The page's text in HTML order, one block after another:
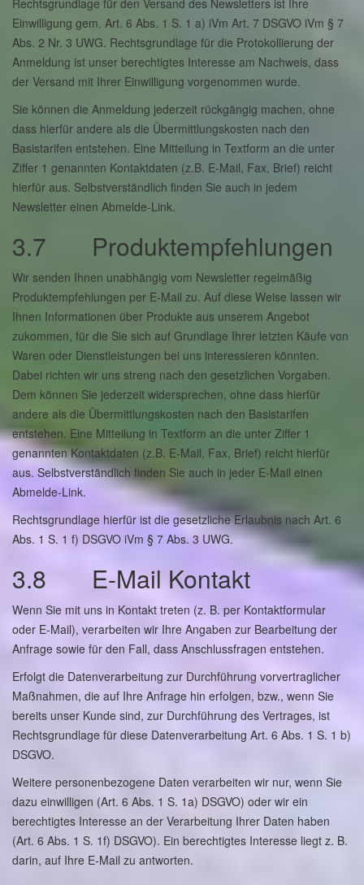
Rechtsgrundlage für den Versand des Newsletters ist Ihre
Einwilligung gem. Art. 6 Abs. 1 S. 1 a) iVm Art. 7 DSGVO iVm § 7
Abs. 2 Nr. 3 UWG. Rechtsgrundlage für die Protokollierung der
Anmeldung ist unser berechtigtes Interesse am Nachweis, dass
der Versand mit Ihrer Einwilligung vorgenommen wurde.
Sie können die Anmeldung jederzeit rückgängig machen, ohne
dass hierfür andere als die Übermittlungskosten nach den
Basistarifen entstehen. Eine Mitteilung in Textform an die unter
Ziffer 1 genannten Kontaktdaten (z.B. E-Mail, Fax, Brief) reicht
hierfür aus. Selbstverständlich finden Sie auch in jedem
Newsletter einen Abmelde-Link.
3.7 Produktempfehlungen
Wir senden Ihnen unabhängig vom Newsletter regelmäßig
Produktempfehlungen per E-Mail zu. Auf diese Weise lassen wir
Ihnen Informationen über Produkte aus unserem Angebot
zukommen, für die Sie sich auf Grundlage Ihrer letzten Käufe von
Waren oder Dienstleistungen bei uns interessieren könnten.
Dabei richten wir uns streng nach den gesetzlichen Vorgaben.
Dem können Sie jederzeit widersprechen, ohne dass hierfür
andere als die Übermittlungskosten nach den Basistarifen
entstehen. Eine Mitteilung in Textform an die unter Ziffer 1
genannten Kontaktdaten (z.B. E-Mail, Fax, Brief) reicht hierfür
aus. Selbstverständlich finden Sie auch in jeder E-Mail einen
Abmelde-Link.
Rechtsgrundlage hierfür ist die gesetzliche Erlaubnis nach Art. 6
Abs. 1 S. 1 f) DSGVO iVm § 7 Abs. 3 UWG.
3.8 E-Mail Kontakt
Wenn Sie mit uns in Kontakt treten (z. B. per Kontaktformular
oder E-Mail), verarbeiten wir Ihre Angaben zur Bearbeitung der
Anfrage sowie für den Fall, dass Anschlussfragen entstehen.
Erfolgt die Datenverarbeitung zur Durchführung vorvertraglicher
Maßnahmen, die auf Ihre Anfrage hin erfolgen, bzw., wenn Sie
bereits unser Kunde sind, zur Durchführung des Vertrages, ist
Rechtsgrundlage für diese Datenverarbeitung Art. 6 Abs. 1 S. 1 b)
DSGVO.
Weitere personenbezogene Daten verarbeiten wir nur, wenn Sie
dazu einwilligen (Art. 6 Abs. 1 S. 1a) DSGVO) oder wir ein
berechtigtes Interesse an der Verarbeitung Ihrer Daten haben
(Art. 6 Abs. 1 S. 1f) DSGVO). Ein berechtigtes Interesse liegt z. B.
darin, auf Ihre E-Mail zu antworten.